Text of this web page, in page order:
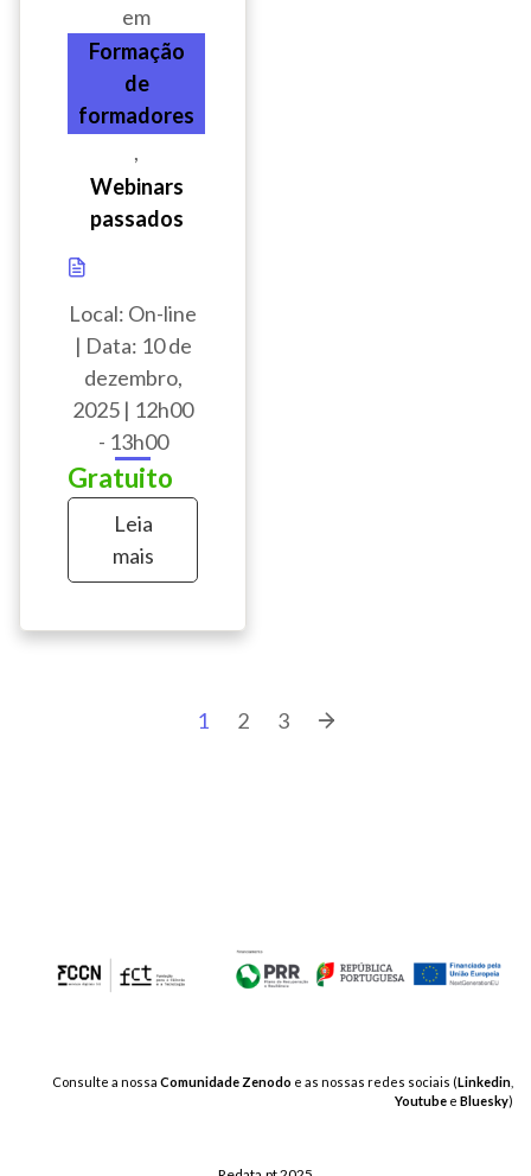
em
Formação
de
formadores
,
Webinars
passados
Local: On-line
| Data: 10 de
dezembro,
2025 | 12h00
- 13h00
Gratuito
Leia
mais
1 2 3
Consulte a nossa Comunidade Zenodo e as nossas redes sociais (Linkedin
Youtube e Bluesky)